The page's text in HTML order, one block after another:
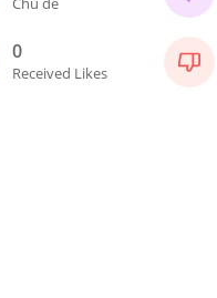
0
Received Likes